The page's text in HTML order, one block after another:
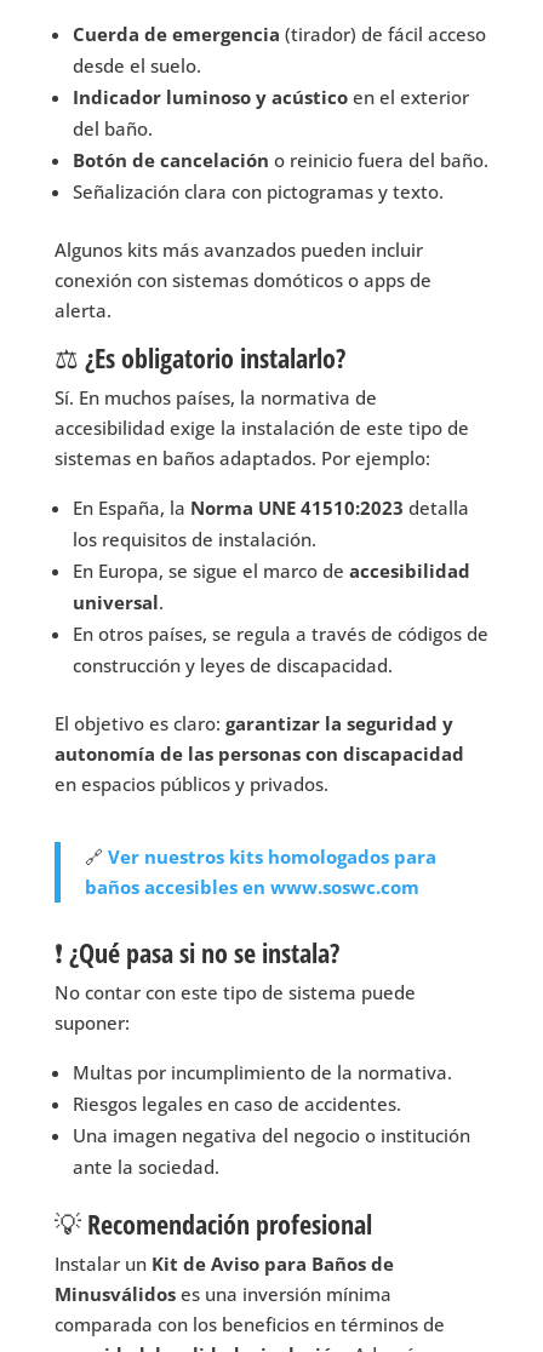
Cuerda de emergencia (tirador) de fácil acceso
desde el suelo.
Indicador luminoso y acústicoen el exterior
del baño.
Botón de cancelación o reinicio fuera del baño.
Señalización clara con pictogramas y texto.
Algunos kits más avanzados pueden incluir
conexión con sistemas domóticos o apps de
alerta.
⚖️ ¿Es obligatorio instalarlo?
Sí. En muchos países, la normativa de
accesibilidad exige la instalación de este tipo de
sistemas en baños adaptados. Por ejemplo:
En España, la Norma UNE 41510:2023 detalla
los requisitos de instalación.
En Europa, se sigue el marco de accesibilidad
universal.
En otros países, se regula a través de códigos de
construcción y leyes de discapacidad.
El objetivo es claro: garantizar la seguridad y
autonomía de las personas con discapacidad
en espacios públicos y privados.
🔗 Ver nuestros kits homologados para
baños accesibles en www.soswc.com
❗ ¿Qué pasa si no se instala?
No contar con este tipo de sistema puede
suponer:
Multas por incumplimiento de la normativa.
Riesgos legales en caso de accidentes.
Una imagen negativa del negocio o institución
ante la sociedad.
💡 Recomendación profesional
Instalar un Kit de Aviso para Baños de
Minusválidoses una inversión mínima
comparada con los beneficios en términos de